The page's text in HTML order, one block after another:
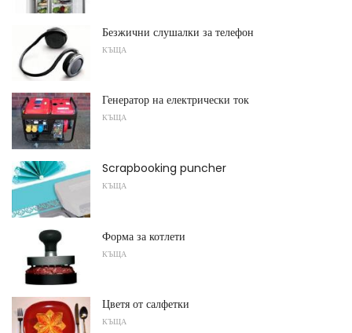
Безжични слушалки за телефон
КЪЩА
Генератор на електрически ток
КЪЩА
Scrapbooking puncher
КЪЩА
Форма за котлети
КЪЩА
Цветя от салфетки
КЪЩА